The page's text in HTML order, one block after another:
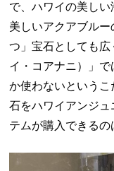
で、ハワイの美しい
美しいアクアブル
つ」宝石としても
イ・コアナニ）」
か使わないという
石をハワイアンジ
テムが購入できるの